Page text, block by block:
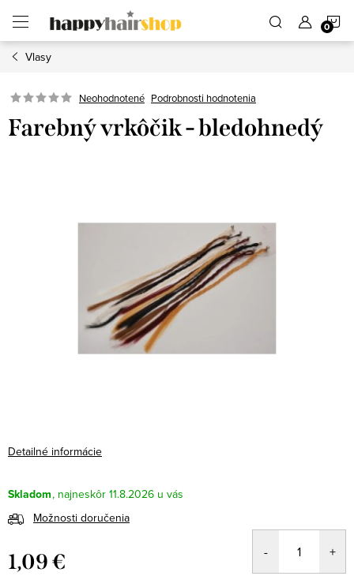
obsah
Vlasy
Neohodnotené Podrobnosti hodnotenia
Farebný vrkôčik - bledohnedý
Detailné informácie
Skladom
11.8.2026
Možnosti doručenia
1,09 €